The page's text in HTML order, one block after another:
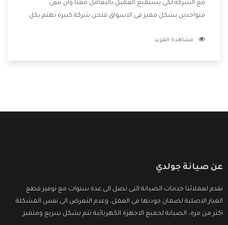
مع الشركة لكى يستمتع العميل بالتعامل معنا وان نبقى
متواجدين بشكل مميز فى الاسواق فنحن شركة كبيرة نهتم بكل
الشركة بها والتى تكون منها خدمة الصيانة التى تكون من أهم
مشاهدة المزيد
عن صيانة جولدي
نقدم لعملائنا خدمات الصيانة التى تصل الى عدة سنوات مع توفير قطع
الغيار الاصلية لضمان جودتها فى العمل، وعدم التعرض الى نفس المشكلة
اكثر من مرة، الصيانة لجميع الاجهزة الكهربائية تتم بشكل سريع ومتميز.